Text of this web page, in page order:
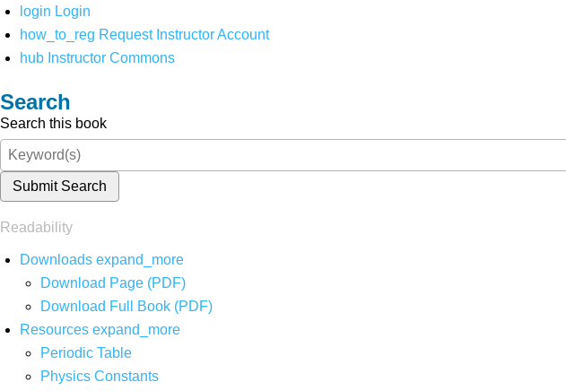
login Login
how_to_reg Request Instructor Account
hub Instructor Commons
Search
Search this book
Submit Search
Readability
Downloads expand_more
Download Page (PDF)
Download Full Book (PDF)
Resources expand_more
Periodic Table
Physics Constants